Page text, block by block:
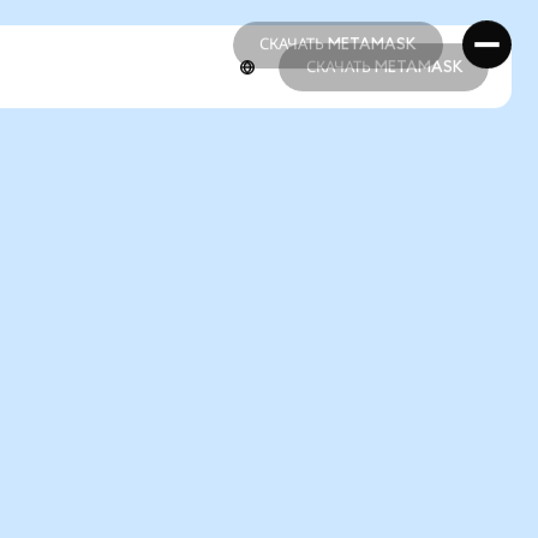
СКАЧАТЬ METAMASK
СКАЧАТЬ METAMASK
СКАЧАТЬ METAMASK